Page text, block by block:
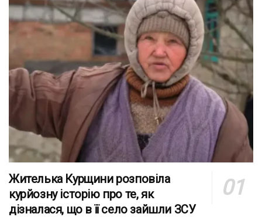
Жителька Курщини розповіла
курйозну історію про те, як
дізналася, що в її село зайшли ЗСУ